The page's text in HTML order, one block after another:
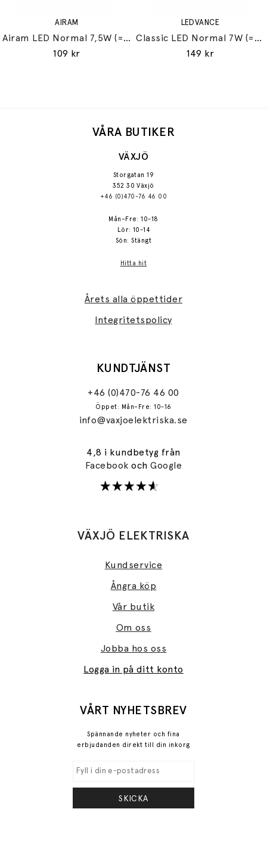
AIRAM
Airam LED Normal 7,5W (=60W) E27
109 kr
LEDVANCE
Classic LED Normal 7W (=60W) E27
149 kr
VÅRA BUTIKER
VÄXJÖ
Storgatan 19
352 30 Växjö
+46 (0)470-76 46 00
Mån–Fre: 10-18
Lör: 10-14
Sön: Stängt
Hitta hit
Årets alla öppettider
Integritetspolicy
KUNDTJÄNST
+46 (0)470-76 46 00
Öppet: Mån–Fre: 10-16
info@vaxjoelektriska.se
4,8 i kundbetyg från
FacebookochGoogle
VÄXJÖ ELEKTRISKA
Kundservice
Ångra köp
Vår butik
Om oss
Jobba hos oss
Logga in på ditt konto
VÅRT NYHETSBREV
Spännande nyheter och fina
erbjudanden direkt till din inkorg
SKICKA